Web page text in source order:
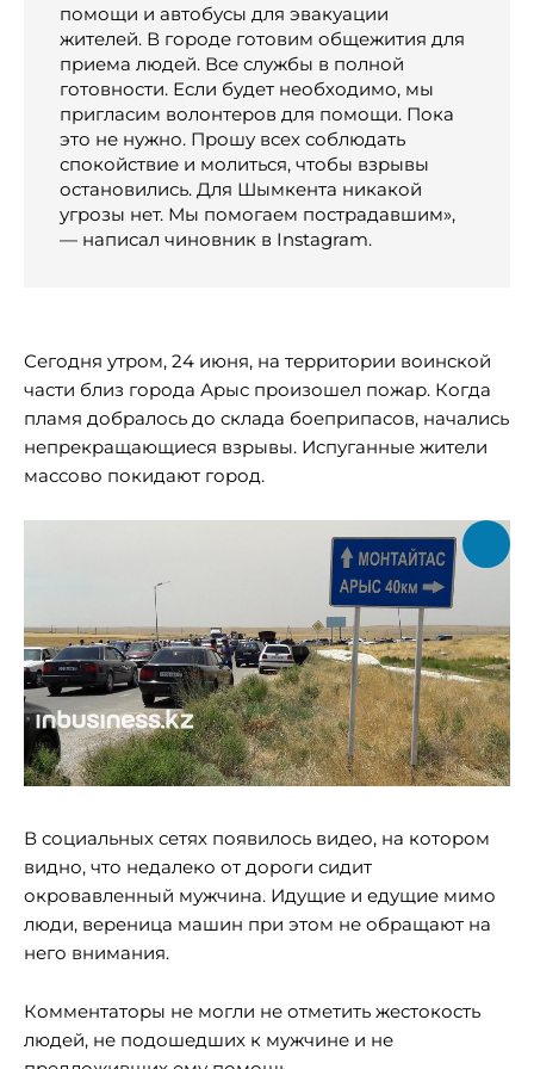
помощи и автобусы для эвакуации
жителей. В городе готовим общежития для
приема людей. Все службы в полной
готовности. Если будет необходимо, мы
пригласим волонтеров для помощи. Пока
это не нужно. Прошу всех соблюдать
спокойствие и молиться, чтобы взрывы
остановились. Для Шымкента никакой
угрозы нет. Мы помогаем пострадавшим»,
— написал чиновник в Instagram.
Сегодня утром, 24 июня, на территории воинской
части близ города Арыс произошел пожар. Когда
пламя добралось до склада боеприпасов, начались
непрекращающиеся взрывы. Испуганные жители
массово покидают город.
В социальных сетях появилось видео, на котором
видно, что недалеко от дороги сидит
окровавленный мужчина. Идущие и едущие мимо
люди, вереница машин при этом не обращают на
него внимания.
Комментаторы не могли не отметить жестокость
людей, не подошедших к мужчине и не